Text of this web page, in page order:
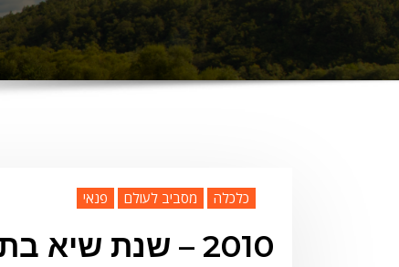
כלכלה מסביב לעולם פנאי
2010 – שנת שיא בתיירות לישראל